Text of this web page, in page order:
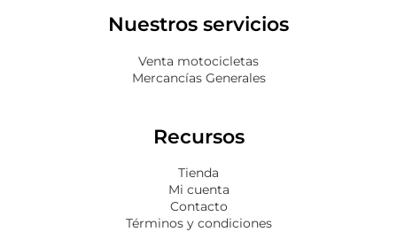
Nuestros servicios
Venta motocicletas
Mercancías Generales
Recursos
Tienda
Mi cuenta
Contacto
Términos y condiciones